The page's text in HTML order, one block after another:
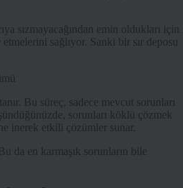
sızmayacağından emin oldukları için
sağlıyor. Sanki bir sır deposu
Bu süreç, sadece mevcut sorunları
sorunları köklü çözmek
inerek etkili çözümler sunar.
da en karmaşık sorunların bile